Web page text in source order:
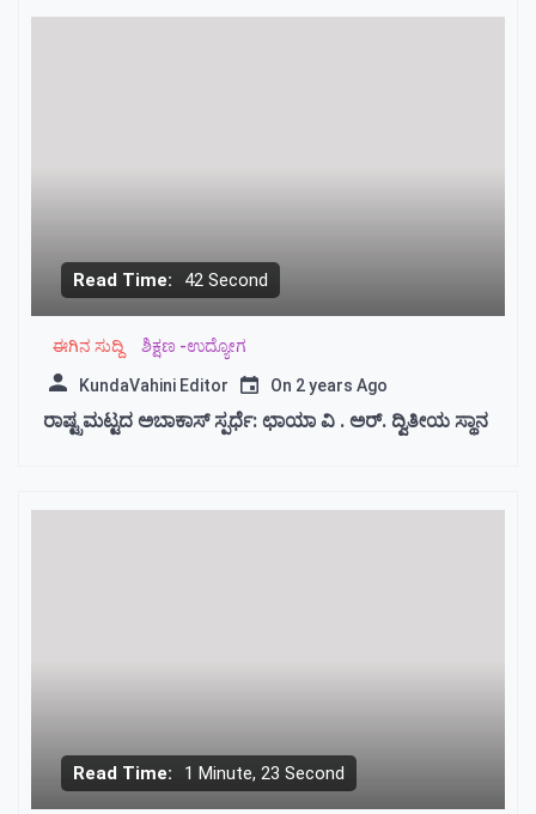
Read Time: 42 Second
ಈಗಿನ ಸುದ್ದಿ ಶಿಕ್ಷಣ -ಉದ್ಯೋಗ
KundaVahini Editor On 2 years Ago
ರಾಷ್ಟ್ರಮಟ್ಟದ ಅಬಾಕಾಸ್ ಸ್ಪರ್ಧೆ: ಛಾಯಾ ವಿ . ಅರ್. ದ್ವಿತೀಯ ಸ್ಥಾನ
Read Time: 1 Minute, 23 Second